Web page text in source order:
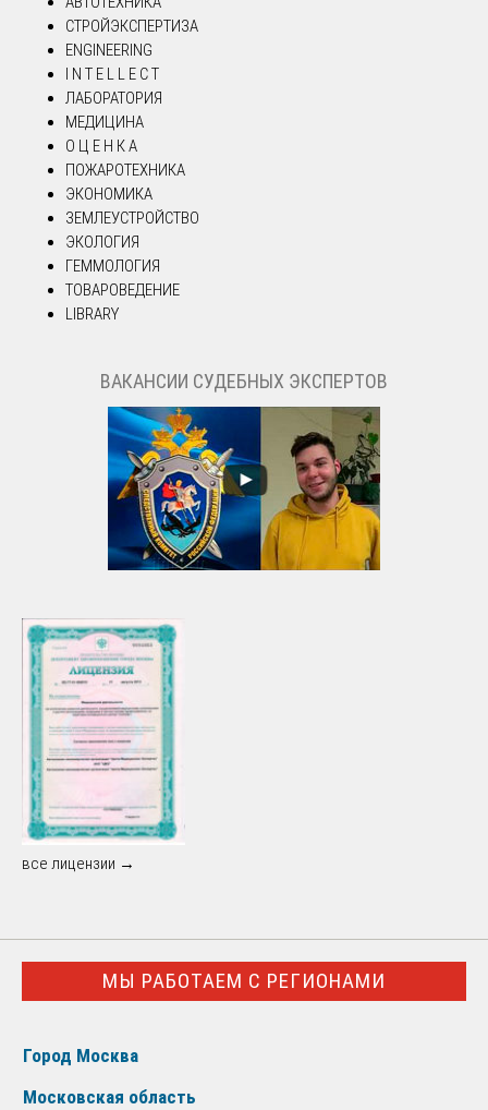
СТРОЙЭКСПЕРТИЗА
ENGINEERING
I N T E L L E C T
ЛАБОРАТОРИЯ
МЕДИЦИНА
О Ц Е Н К А
ПОЖАРОТЕХНИКА
ЭКОНОМИКА
ЗЕМЛЕУСТРОЙСТВО
ЭКОЛОГИЯ
ГЕММОЛОГИЯ
ТОВАРОВЕДЕНИЕ
LIBRARY
ВАКАНСИИ СУДЕБНЫХ ЭКСПЕРТОВ
все лицензии →
МЫ РАБОТАЕМ С РЕГИОНАМИ
Город Москва
Московская область